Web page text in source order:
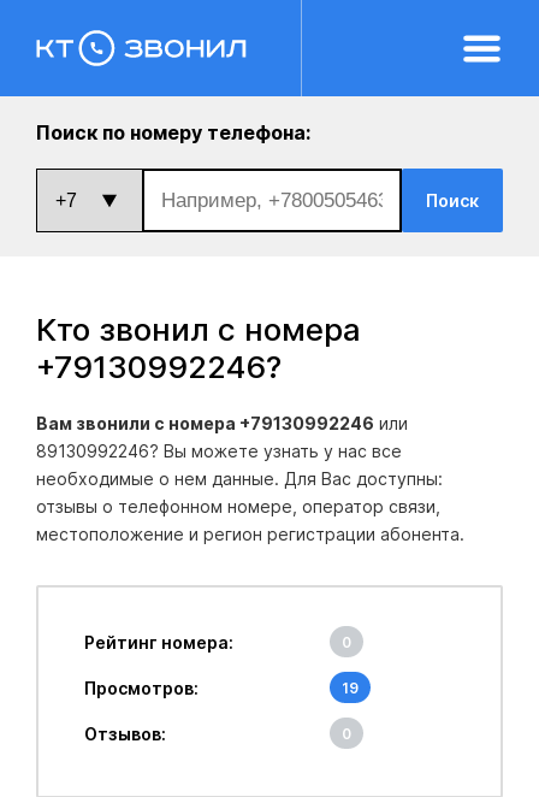
Поиск по номеру телефона:
Поиск
Кто звонил с номера
+79130992246?
Вам звонили с номера +79130992246 или
89130992246? Вы можете узнать у нас все
необходимые о нем данные. Для Вас доступны:
отзывы о телефонном номере, оператор связи,
местоположение и регион регистрации абонента.
Рейтинг номера: 0
Просмотров: 19
Отзывов: 0